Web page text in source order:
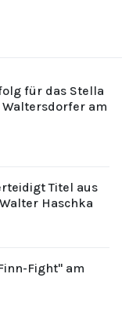
für das Stella
Waltersdorfer am
Titel aus
Haschka
Fight" am